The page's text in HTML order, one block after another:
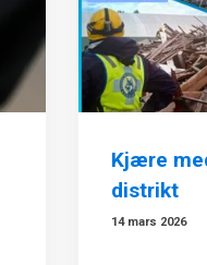
Kjære
distrikt
14 mars 2026